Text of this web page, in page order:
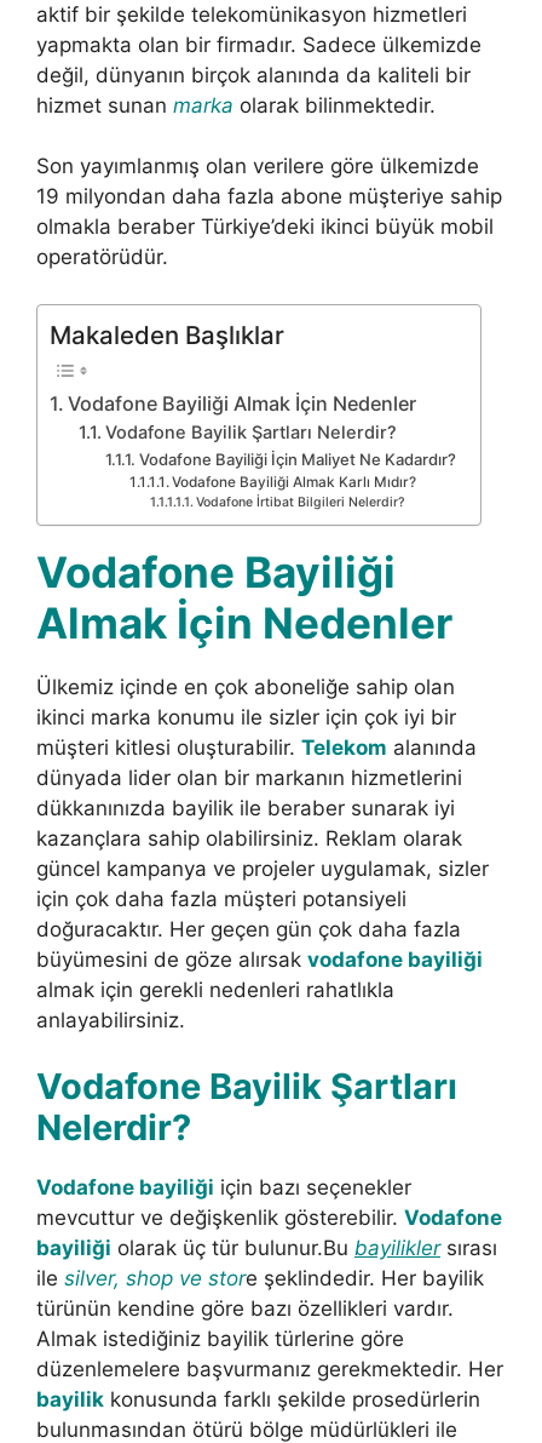
aktif bir şekilde telekomünikasyon hizmetleri
yapmakta olan bir firmadır. Sadece ülkemizde
değil, dünyanın birçok alanında da kaliteli bir
hizmet sunan marka olarak bilinmektedir.
Son yayımlanmış olan verilere göre ülkemizde
19 milyondan daha fazla abone müşteriye sahip
olmakla beraber Türkiye’deki ikinci büyük mobil
operatörüdür.
Makaleden Başlıklar
Vodafone Bayiliği Almak İçin Nedenler
Vodafone Bayilik Şartları Nelerdir?
Vodafone Bayiliği İçin Maliyet Ne Kadardır?
Vodafone Bayiliği Almak Karlı Mıdır?
Vodafone İrtibat Bilgileri Nelerdir?
Vodafone Bayiliği
Almak İçin Nedenler
Ülkemiz içinde en çok aboneliğe sahip olan
ikinci marka konumu ile sizler için çok iyi bir
müşteri kitlesi oluşturabilir. Telekom alanında
dünyada lider olan bir markanın hizmetlerini
dükkanınızda bayilik ile beraber sunarak iyi
kazançlara sahip olabilirsiniz. Reklam olarak
güncel kampanya ve projeler uygulamak, sizler
için çok daha fazla müşteri potansiyeli
doğuracaktır. Her geçen gün çok daha fazla
büyümesini de göze alırsak vodafone bayiliği
almak için gerekli nedenleri rahatlıkla
anlayabilirsiniz.
Vodafone Bayilik Şartları
Nelerdir?
Vodafone bayiliği için bazı seçenekler
mevcuttur ve değişkenlik gösterebilir. Vodafone
bayiliği olarak üç tür bulunur.Bu bayiliklersırası
ile silver, shop ve store şeklindedir. Her bayilik
türünün kendine göre bazı özellikleri vardır.
Almak istediğiniz bayilik türlerine göre
düzenlemelere başvurmanız gerekmektedir. Her
bayilik konusunda farklı şekilde prosedürlerin
bulunmasından ötürü bölge müdürlükleri ile